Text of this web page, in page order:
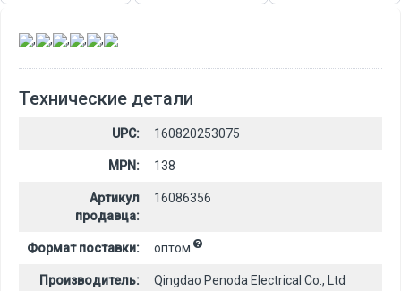
, , , , ,
Технические детали
UPC: 160820253075
MPN: 138
Артикул
продавца:
16086356
Формат поставки: оптом
Производитель: Qingdao Penoda Electrical Co., Ltd